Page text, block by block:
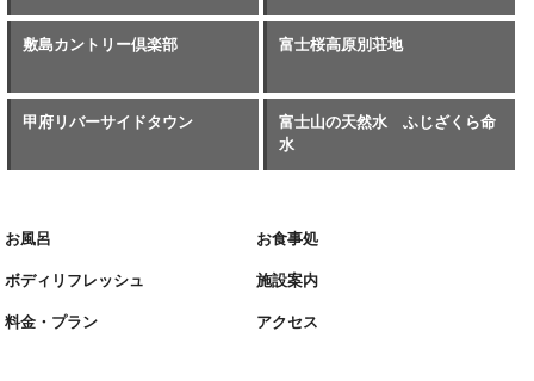
敷島カントリー倶楽部 富士桜高原別荘地
甲府リバーサイドタウン
富士山の天然水 ふじざくら命
水
お風呂 お食事処
ボディリフレッシュ 施設案内
料金・プラン アクセス